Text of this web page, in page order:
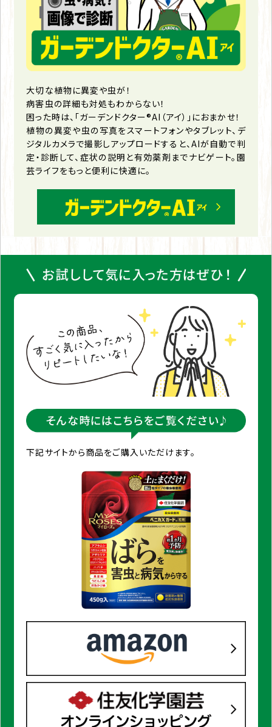
大切な植物に異変や虫が！
病害虫の詳細も対処もわからない！
困った時は、「ガーデンドクター®AI（アイ）」におまかせ！
植物の異変や虫の写真をスマートフォンやタブレット、デ
ジタルカメラで撮影しアップロードすると、AIが自動で判
定・診断して、症状の説明と有効薬剤までナビゲート。園
芸ライフをもっと便利に快適に。
下記サイトから商品をご購入いただけます。